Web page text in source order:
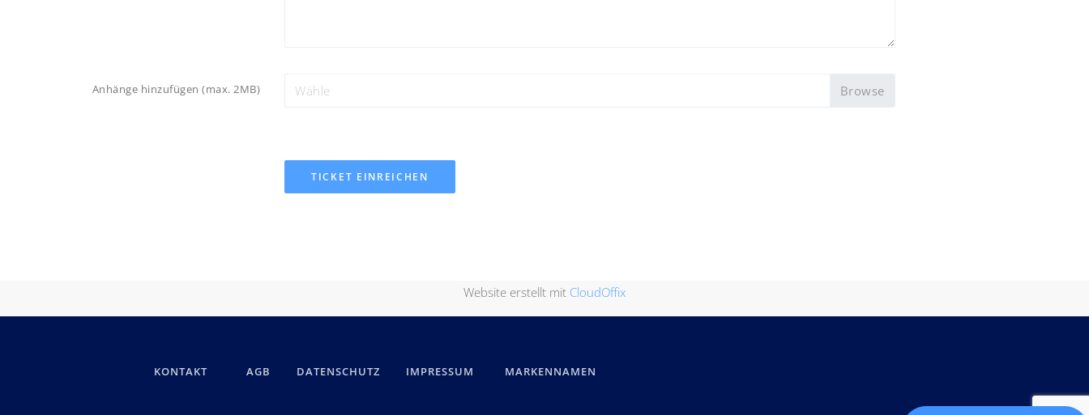
Anhänge hinzufügen (max. 2MB) Wähle
TICKET EINREICHEN
Website erstellt mit CloudOffix
KONTAKT AGB DATENSCHUTZ IMPRESSUM MARKENNAMEN